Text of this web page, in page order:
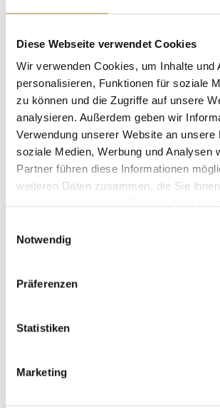
Diese Webseite verwendet Cookies
Wir verwenden Cookies, um Inhalte und
personalisieren, Funktionen für soziale
zu können und die Zugriffe auf unsere
analysieren. Außerdem geben wir
Verwendung unserer Website an unsere
soziale Medien, Werbung und Analysen
Partner führen diese Informationen
weiteren Daten zusammen, die Sie
Notwendig
Präferenzen
Statistiken
Marketing
1 NIGHT FREE!*
Book 5 nights, pay only 4!*SURE
NIGHT NOW
*Not combinable with other offers,
existing reservations.
BOOK